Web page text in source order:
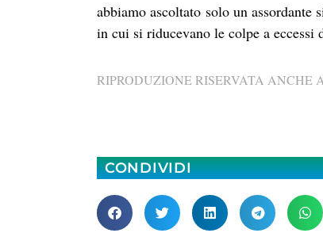
abbiamo ascoltato solo un
in cui si riducevano le colpe a eccessi
RIPRODUZIONE RISERVATA ANCHE
CONDIVIDI